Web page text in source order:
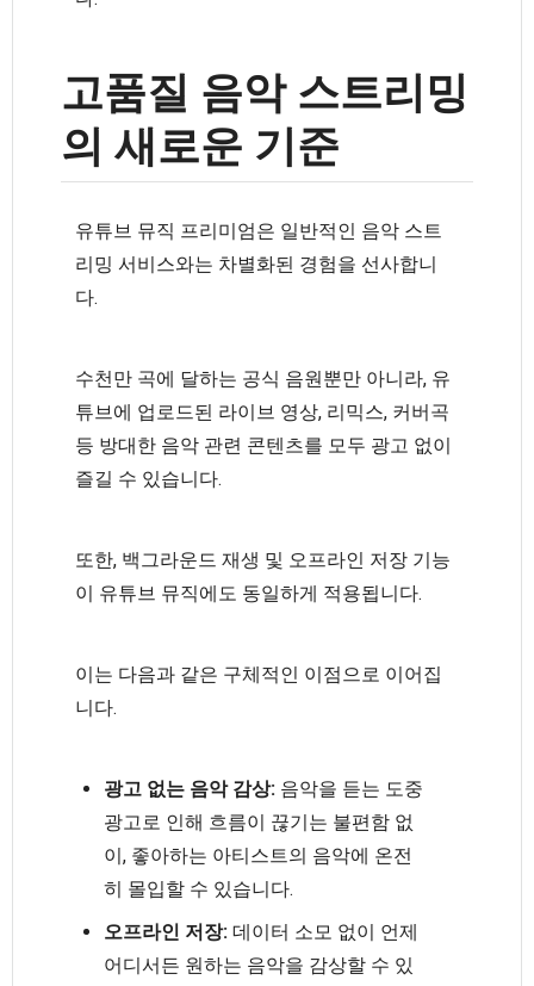
고품질 음악 스트리밍
의 새로운 기준
유튜브 뮤직 프리미엄은 일반적인 음악 스트
리밍 서비스와는 차별화된 경험을 선사합니
다.
수천만 곡에 달하는 공식 음원뿐만 아니라, 유
튜브에 업로드된 라이브 영상, 리믹스, 커버곡
등 방대한 음악 관련 콘텐츠를 모두 광고 없이
즐길 수 있습니다.
또한, 백그라운드 재생 및 오프라인 저장 기능
이 유튜브 뮤직에도 동일하게 적용됩니다.
이는 다음과 같은 구체적인 이점으로 이어집
니다.
광고 없는 음악 감상: 음악을 듣는 도중
광고로 인해 흐름이 끊기는 불편함 없
이, 좋아하는 아티스트의 음악에 온전
히 몰입할 수 있습니다.
오프라인 저장: 데이터 소모 없이 언제
어디서든 원하는 음악을 감상할 수 있